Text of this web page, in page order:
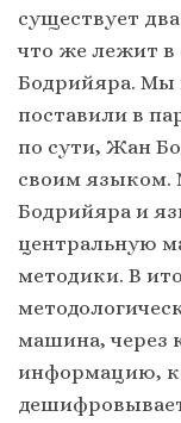
существует
что же лежит
Бодрийяра. Мы
поставили в
по сути, Жан
своим языком.
Бодрийяра и
центральную
методики. В
машина, через
информацию,